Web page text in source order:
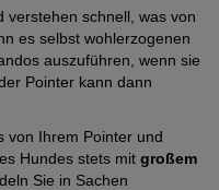
5
Pfoten)
(5
von
5
Pfoten)
ausgeprägt
(3
von
5
Mittelmäßig
ausgeprägt
(3
5
Pfoten)
verstehen schnell, was von
es selbst wohlerzogenen
auszuführen, wenn sie
Pointer kann dann
von Ihrem Pointer und
Hundes stets mit großem
Sie in Sachen